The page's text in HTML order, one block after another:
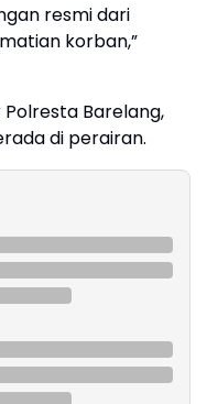
resmi dari
korban,”
Polresta Barelang,
di perairan.